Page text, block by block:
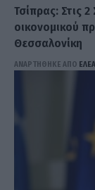
Τσίπρας: Στις
οικονομικού
Θεσσαλονίκη
ΑΝΑΡΤΗΘΗΚΕ ΑΠΟ